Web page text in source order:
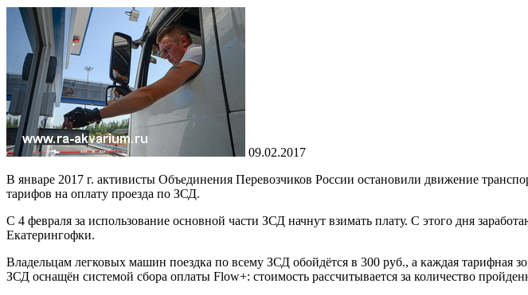
09.02.2017
В январе 2017 г. активисты Объединения Перевозчиков России остановили движение
тарифов на оплату проезда по ЗСД.
С 4 февраля за использование основной части ЗСД начнут взимать плату. С этого дня
Екатерингофки.
Владельцам легковых машин поездка по всему ЗСД обойдётся в 300 руб., а каждая тарифная
ЗСД оснащён системой сбора оплаты Flow+: стоимость рассчитывается за количество